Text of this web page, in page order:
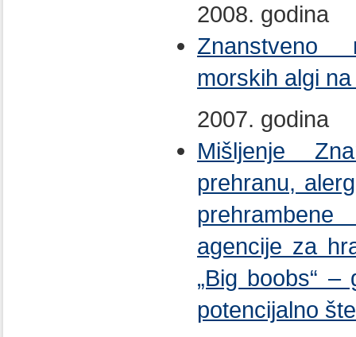
2008. godina
morskih algi
2007. godina
Mišljenje
prehranu,
agencije za
„Big boobs“
potencijalno